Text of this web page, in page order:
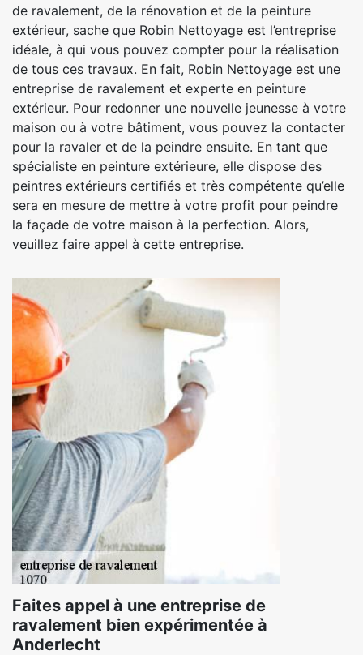
de ravalement, de la rénovation et de la peinture
extérieur, sache que Robin Nettoyage est l’entreprise
idéale, à qui vous pouvez compter pour la réalisation
de tous ces travaux. En fait, Robin Nettoyage est une
entreprise de ravalement et experte en peinture
extérieur. Pour redonner une nouvelle jeunesse à votre
maison ou à votre bâtiment, vous pouvez la contacter
pour la ravaler et de la peindre ensuite. En tant que
spécialiste en peinture extérieure, elle dispose des
peintres extérieurs certifiés et très compétente qu’elle
sera en mesure de mettre à votre profit pour peindre
la façade de votre maison à la perfection. Alors,
veuillez faire appel à cette entreprise.
Faites appel à une entreprise de
ravalement bien expérimentée à
Anderlecht